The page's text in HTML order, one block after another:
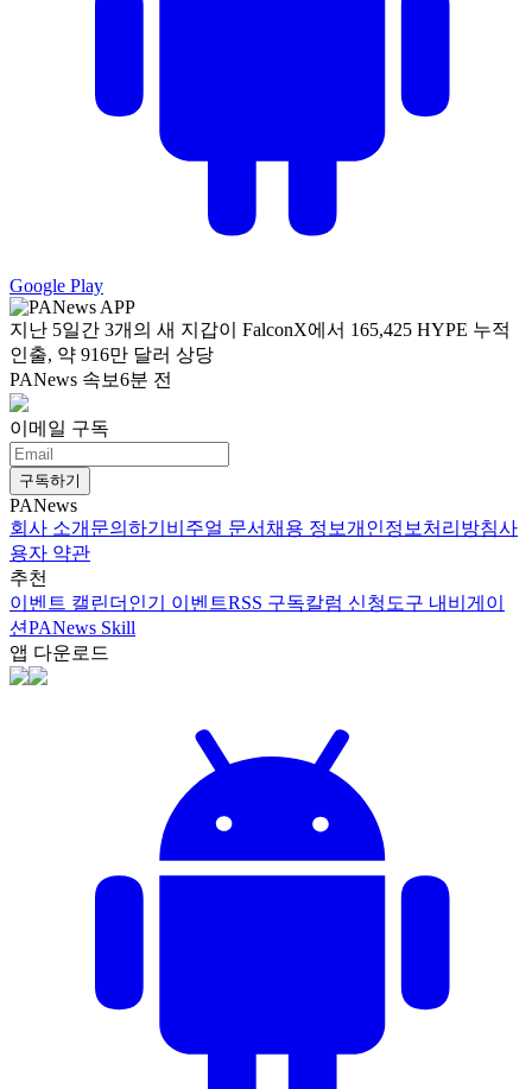
Google Play
지난 5일간 3개의 새 지갑이 FalconX에서 165,425 HYPE 누적
인출, 약 916만 달러 상당
PANews 속보6분 전
이메일 구독
구독하기
PANews
회사 소개 문의하기 비주얼 문서 채용 정보개인정보처리방침사
용자 약관
추천
이벤트 캘린더 인기 이벤트RSS 구독칼럼 신청 도구 내비게이
션PANews Skill
앱 다운로드